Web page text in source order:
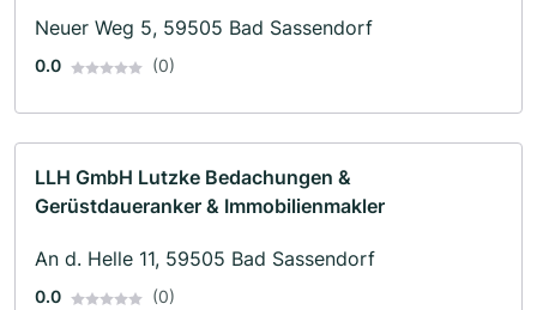
Neuer Weg 5, 59505 Bad Sassendorf
0.0 (0)
LLH GmbH Lutzke Bedachungen &
Gerüstdaueranker & Immobilienmakler
An d. Helle 11, 59505 Bad Sassendorf
0.0 (0)